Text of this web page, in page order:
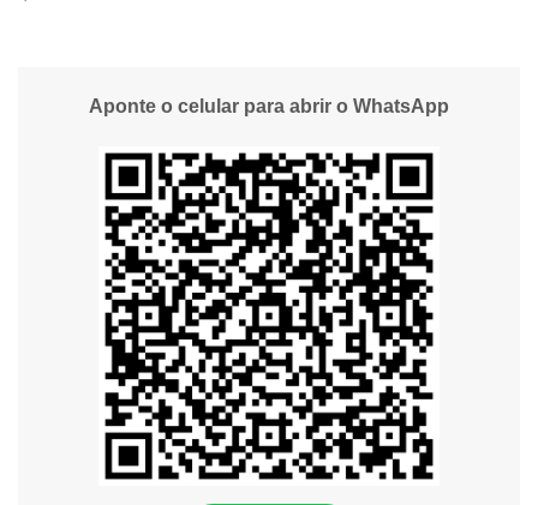
Aponte o celular para abrir o WhatsApp